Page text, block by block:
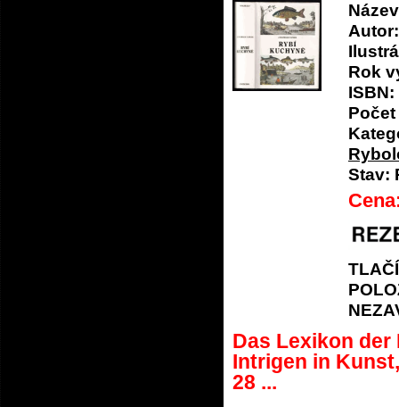
Autor:
Rok
ISBN:
Stav:
Das Lexikon der
Intrigen in
28 ...